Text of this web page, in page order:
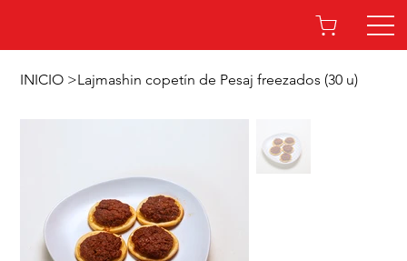
INICIO >Lajmashin copetín de Pesaj freezados (30 u)